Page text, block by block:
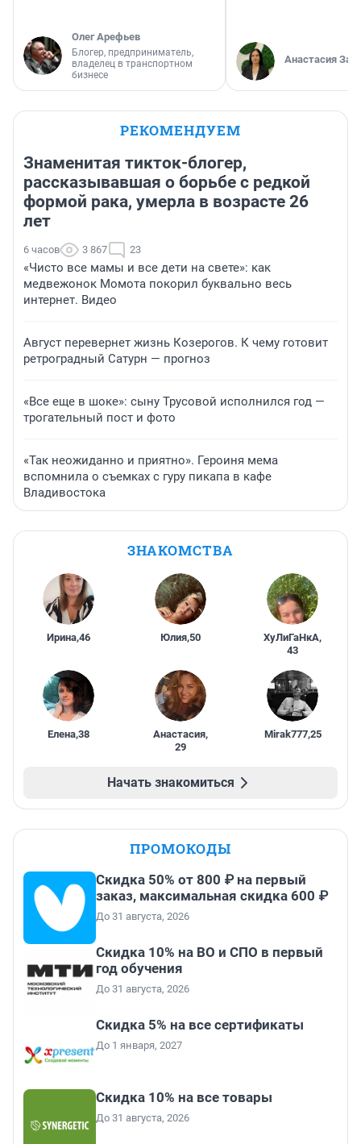
Олег Арефьев
Блогер, предприниматель,
владелец в транспортном
бизнесе
Анастасия
РЕКОМЕНДУЕМ
Знаменитая тикток-блогер,
рассказывавшая о борьбе с редкой
формой рака, умерла в возрасте 26
лет
6 часов 3 867 23
«Чисто все мамы и все дети на свете»: как
медвежонок Момота покорил буквально весь
интернет. Видео
Август перевернет жизнь Козерогов. К чему готовит
ретроградный Сатурн — прогноз
«Все еще в шоке»: сыну Трусовой исполнился год —
трогательный пост и фото
«Так неожиданно и приятно». Героиня мема
вспомнила о съемках с гуру пикапа в кафе
Владивостока
ЗНАКОМСТВА
Ирина,46 Юлия,50 ХуЛиГаНкА,
43
Елена,38 Анастасия,
29
Mirak777,25
Начать знакомиться
ПРОМОКОДЫ
Скидка 50% от 800 ₽ на первый
заказ, максимальная скидка 600 ₽
До 31 августа, 2026
Скидка 10% на ВО и СПО в первый
год обучения
До 31 августа, 2026
Скидка 5% на все сертификаты
До 1 января, 2027
Скидка 10% на все товары
До 31 августа, 2026